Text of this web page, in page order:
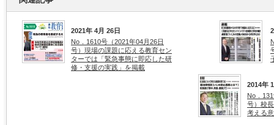
2021年 4月 26日
No．1610号（2021年04月26日
号）現場の課題に応える教育セン
ターでは「緊急事態に即応した研
修・支援の実践」を掲載
2014年
No．
号）校
考える